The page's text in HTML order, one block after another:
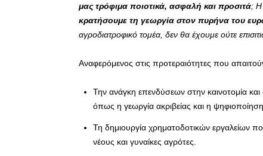
μας τρόφιμα ποιοτικά, ασφαλή και προσιτά; Η
κρατήσουμε τη γεωργία στον πυρήνα του
αγροδιατροφικό τομέα, δεν θα έχουμε ούτε
Αναφερόμενος στις προτεραιότητες που
Την ανάγκη επενδύσεων στην καινοτομία και
όπως η γεωργία ακριβείας και η ψηφιοποίηση.
Τη δημιουργία χρηματοδοτικών εργαλείων
νέους και γυναίκες αγρότες.